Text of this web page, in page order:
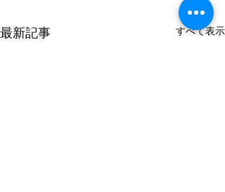
最新記事 すべて表示